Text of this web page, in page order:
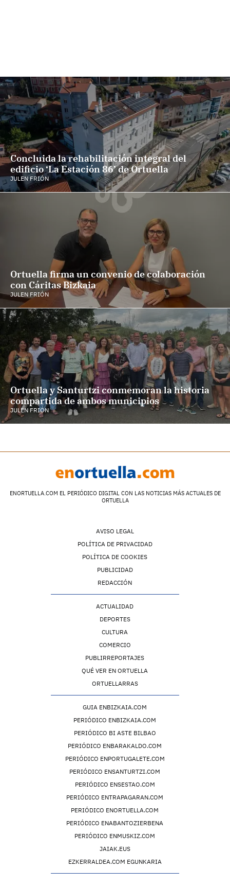
Concluida la rehabilitación integral del
edificio ‘La Estación 86’ de Ortuella
JULEN FRIÓN
Ortuella firma un convenio de colaboración
con Cáritas Bizkaia
JULEN FRIÓN
Ortuella y Santurtzi conmemoran la historia
compartida de ambos municipios
JULEN FRIÓN
ENORTUELLA.COM EL PERIÓDICO DIGITAL CON LAS NOTICIAS MÁS ACTUALES DE
ORTUELLA
AVISO LEGAL
POLÍTICA DE PRIVACIDAD
POLÍTICA DE COOKIES
PUBLICIDAD
REDACCIÓN
ACTUALIDAD
DEPORTES
CULTURA
COMERCIO
PUBLIRREPORTAJES
QUÉ VER EN ORTUELLA
ORTUELLARRAS
GUIA ENBIZKAIA.COM
PERIÓDICO ENBIZKAIA.COM
PERIÓDICO BI ASTE BILBAO
PERIÓDICO ENBARAKALDO.COM
PERIÓDICO ENPORTUGALETE.COM
PERIÓDICO ENSANTURTZI.COM
PERIÓDICO ENSESTAO.COM
PERIÓDICO ENTRAPAGARAN.COM
PERIÓDICO ENORTUELLA.COM
PERIÓDICO ENABANTOZIERBENA
PERIÓDICO ENMUSKIZ.COM
JAIAK.EUS
EZKERRALDEA.COM EGUNKARIA